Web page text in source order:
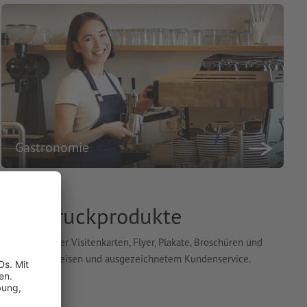
Druckprodukte
darunter Visitenkarten, Flyer, Plakate, Broschüren und
fairen Preisen und ausgezeichnetem Kundenservice.
Gastronomie